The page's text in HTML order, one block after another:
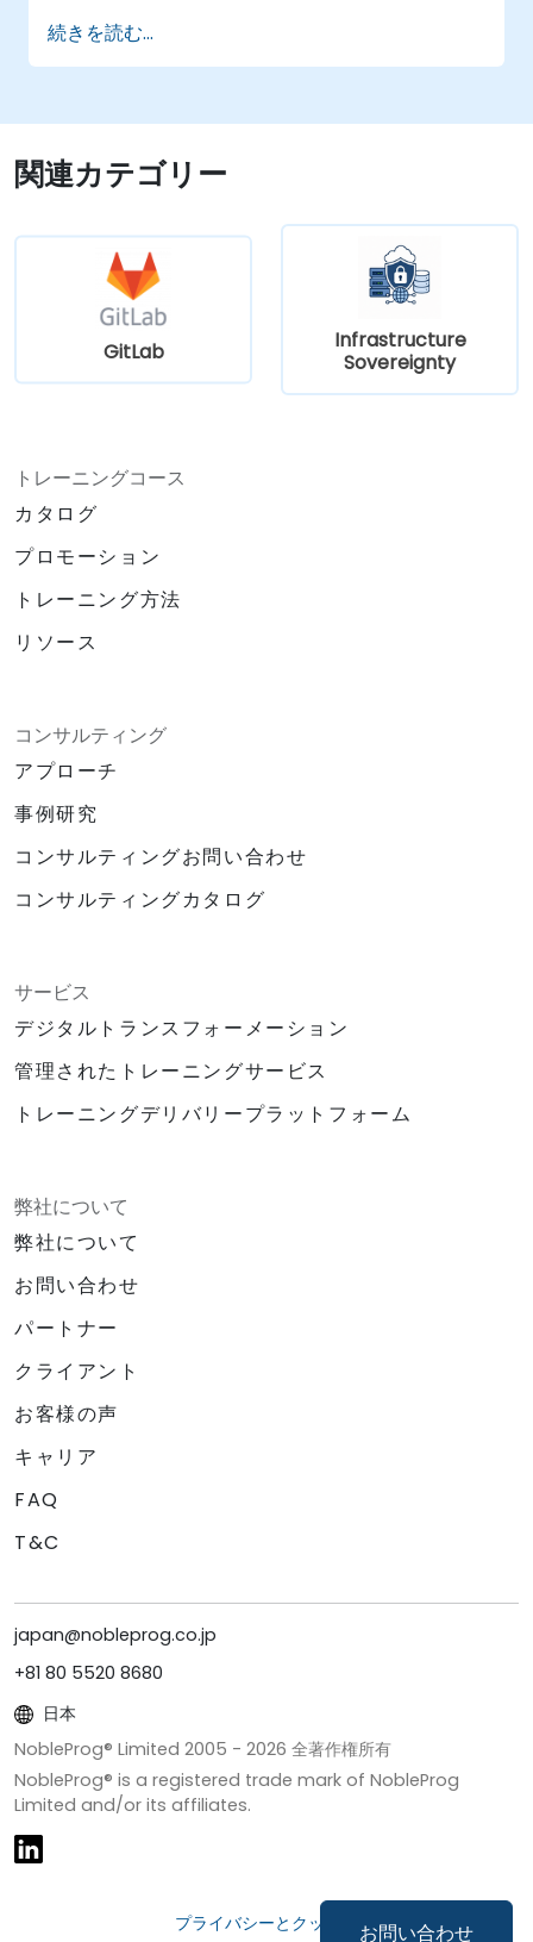
お問い合わせ
続きを読む...
関連カテゴリー
GitLab
Infrastructure
Sovereignty
トレーニングコース
カタログ
プロモーション
トレーニング方法
リソース
コンサルティング
アプローチ
事例研究
コンサルティングお問い合わせ
コンサルティングカタログ
サービス
デジタルトランスフォーメーション
管理されたトレーニングサービス
トレーニングデリバリープラットフォーム
弊社について
弊社について
お問い合わせ
パートナー
クライアント
お客様の声
キャリア
FAQ
T&C
japan@nobleprog.co.jp
+81 80 5520 8680
日本
NobleProg® Limited 2005 - 2026 全著作権所有
NobleProg® is a registered trade mark of NobleProg
Limited and/or its affiliates.
プライバシーとクッキー